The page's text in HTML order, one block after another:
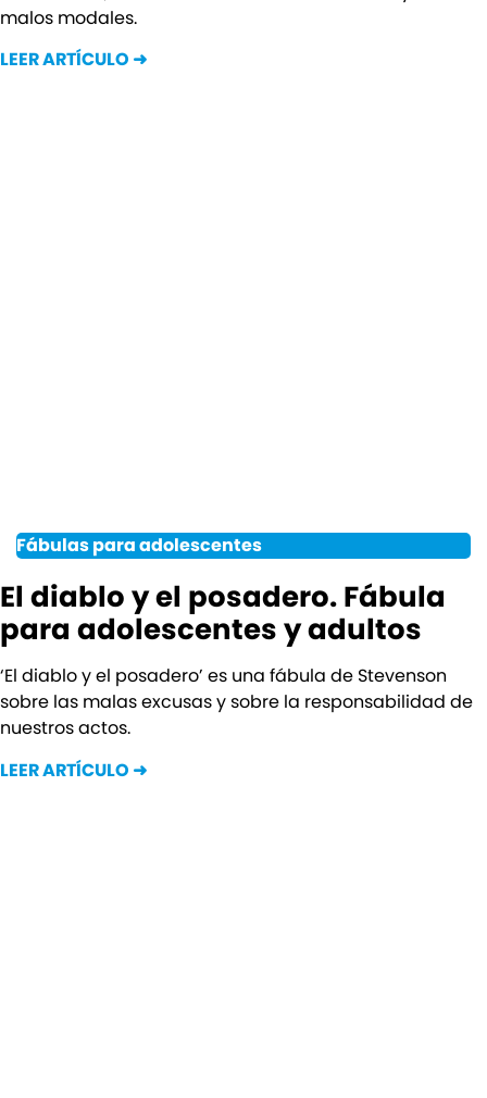
malos modales.
LEER ARTÍCULO ➜
Fábulas para adolescentes
El diablo y el posadero. Fábula
para adolescentes y adultos
‘El diablo y el posadero’ es una fábula de Stevenson
sobre las malas excusas y sobre la responsabilidad de
nuestros actos.
LEER ARTÍCULO ➜